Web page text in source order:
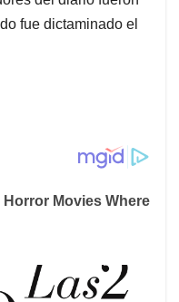
fue dictaminado el